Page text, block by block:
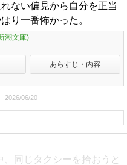
ない偏見から自分を正当
り一番怖かった。
潮文庫)
あらすじ・内容
2026/06/20
、同じタクシーを拾おうと